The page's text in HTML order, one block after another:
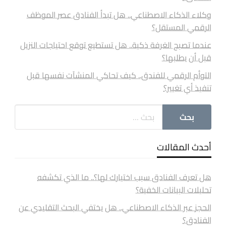
وكلاء الذكاء الاصطناعي.. هل تبدأ الفنادق عصر الموظف
الرقمي المستقل؟
عندما تصبح الغرفة ذكية.. هل تستطيع توقع احتياجات النزيل
قبل أن يطلبها؟
التوأم الرقمي للفندق.. كيف تحاكي المنشآت نفسها قبل
تنفيذ أي تغيير؟
أحدث المقالات
هل تعرف الفنادق سبب اختيارك لها؟.. ما الذي تكشفه
تحليلات البيانات الخفية؟
الحجز عبر الذكاء الاصطناعي.. هل يختفي البحث التقليدي عن
الفنادق؟